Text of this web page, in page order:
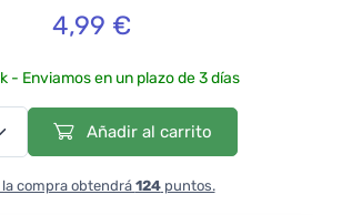
4,99 €
- Enviamos en un plazo de 3 días
Añadir al carrito
la compra obtendrá124puntos.